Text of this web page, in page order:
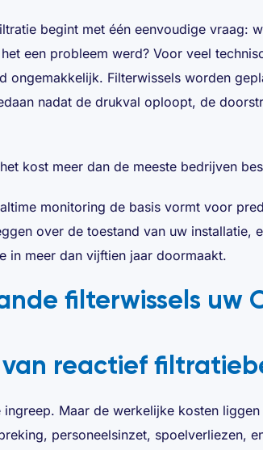
begint met één eenvoudige vraag:
een probleem werd? Voor veel
ongemakkelijk. Filterwissels worden
nadat de drukval oploopt, de
kost meer dan de meeste bedrijven
monitoring de basis vormt voor
over de toestand van uw installatie,
in meer dan vijftien jaar doormaakt.
filterwissels uw
reactief
Maar de werkelijke kosten
personeelsinzet, spoelverliezen,